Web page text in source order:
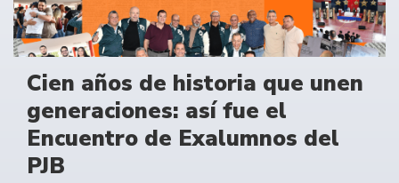
Cien años de historia que unen
generaciones: así fue el
Encuentro de Exalumnos del
PJB